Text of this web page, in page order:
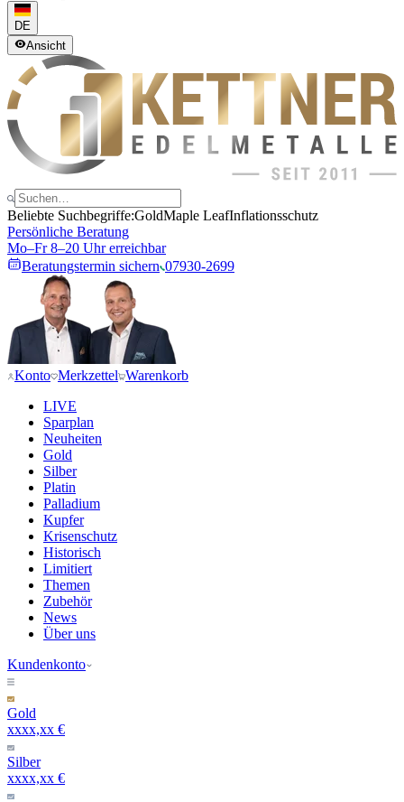
DE
Ansicht
Beliebte Suchbegriffe:GoldMaple LeafInflationsschutz
Persönliche Beratung
Mo–Fr 8–20 Uhr erreichbar
Beratungstermin sichern 07930-2699
Konto Merkzettel Warenkorb
LIVE
Sparplan
Neuheiten
Gold
Silber
Platin
Palladium
Kupfer
Krisenschutz
Historisch
Limitiert
Themen
Zubehör
News
Über uns
Kundenkonto
Gold
xxxx,xx €
Silber
xxxx,xx €